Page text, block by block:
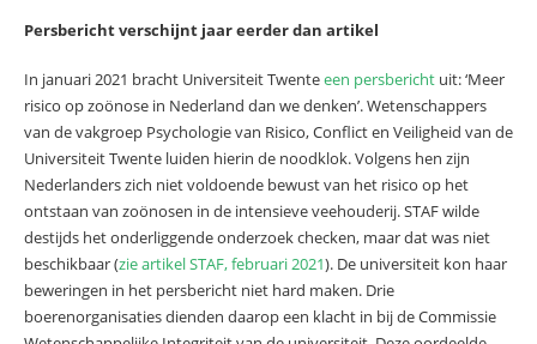
Persbericht verschijnt jaar eerder dan artikel
In januari 2021 bracht Universiteit Twenteeen persbericht uit: ‘Meer
risico op zoönose in Nederland dan we denken’. Wetenschappers
van de vakgroep Psychologie van Risico, Conflict en Veiligheid van de
Universiteit Twente luiden hierin de noodklok. Volgens hen zijn
Nederlanders zich niet voldoende bewust van het risico op het
ontstaan van zoönosen in de intensieve veehouderij. STAF wilde
destijds het onderliggende onderzoek checken, maar dat was niet
beschikbaar (zie artikel STAF, februari 2021). De universiteit kon haar
beweringen in het persbericht niet hard maken. Drie
boerenorganisaties dienden daarop een klacht in bij de Commissie